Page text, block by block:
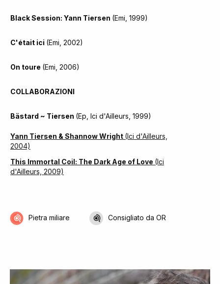
Black Session: Yann Tiersen (Emi, 1999)
C'était ici (Emi, 2002)
On toure (Emi, 2006)
COLLABORAZIONI
Bästard ~ Tiersen (Ep, Ici d'Ailleurs, 1999)
Yann Tiersen & Shannow Wright (Ici d'Ailleurs,
2004)
This Immortal Coil: The Dark Age of Love (Ici
d'Ailleurs, 2009)
Pietra miliare Consigliato da OR